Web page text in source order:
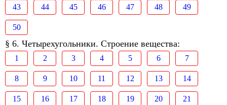
43 44 45 46 47 48 49
50
§ 6. Четырехугольники. Строение вещества:
1 2 3 4 5 6 7
8 9 10 11 12 13 14
15 16 17 18 19 20 21